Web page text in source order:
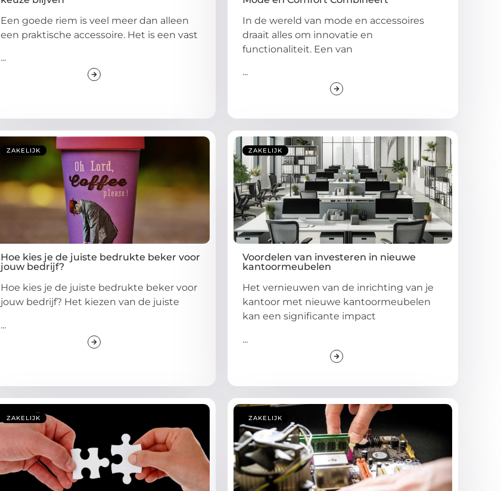
Een goede riem is veel meer dan alleen
een praktische accessoire. Het is een vast
...
In de wereld van mode en accessoires
draait alles om innovatie en
functionaliteit. Een van
...
ZAKELIJK
Hoe kies je de juiste bedrukte beker voor
jouw bedrijf?
Hoe kies je de juiste bedrukte beker voor
jouw bedrijf? Het kiezen van de juiste
...
ZAKELIJK
Voordelen van investeren in nieuwe
kantoormeubelen
Het vernieuwen van de inrichting van je
kantoor met nieuwe kantoormeubelen
kan een significante impact
...
ZAKELIJK ZAKELIJK